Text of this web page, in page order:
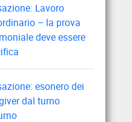
– la prova
deve essere
dal turno